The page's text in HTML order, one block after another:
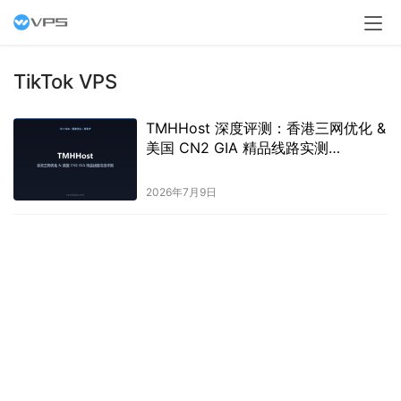
TikTok VPS
TMHHost 深度评测：香港三网优化 &
美国 CN2 GIA 精品线路实测
2026年7月9日